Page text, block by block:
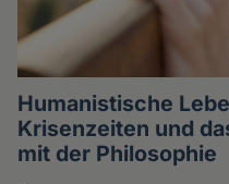
Humanistische
Krisenzeiten und
mit der Philosophie